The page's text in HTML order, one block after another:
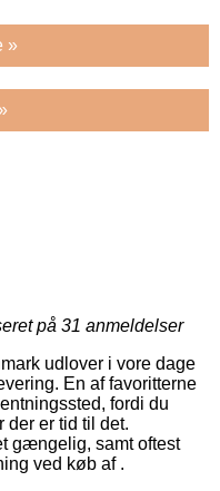
»
på 31 anmeldelser
udlover i vore dage
En af favoritterne
fordi du
der er tid til det.
gængelig, samt oftest
ved køb af .